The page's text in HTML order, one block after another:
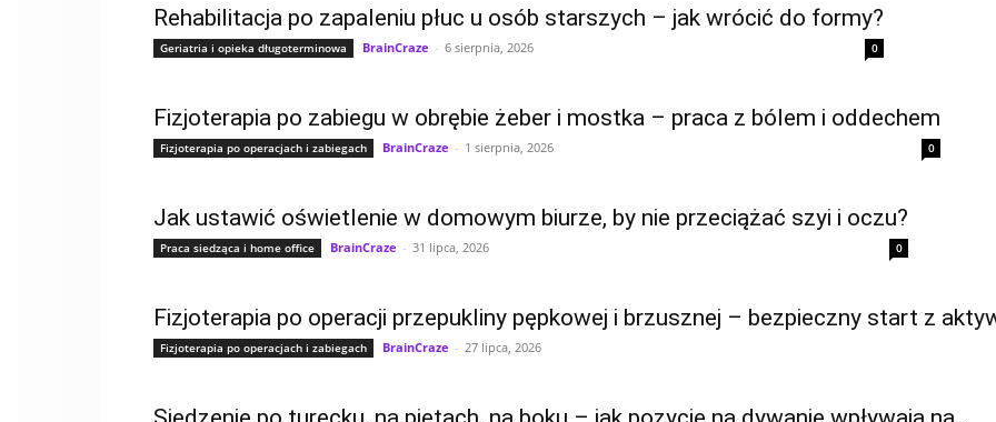
Rehabilitacja po zapaleniu płuc u osób starszych – jak wrócić do formy?
Geriatria i opieka długoterminowa BrainCraze - 6 sierpnia, 2026 0
Fizjoterapia po zabiegu w obrębie żeber i mostka – praca z bólem i oddechem
Fizjoterapia po operacjach i zabiegach BrainCraze - 1 sierpnia, 2026 0
Jak ustawić oświetlenie w domowym biurze, by nie przeciążać szyi i oczu?
Praca siedząca i home office BrainCraze - 31 lipca, 2026 0
Fizjoterapia po operacji przepukliny pępkowej i brzusznej – bezpieczny start z
Fizjoterapia po operacjach i zabiegach BrainCraze - 27 lipca, 2026